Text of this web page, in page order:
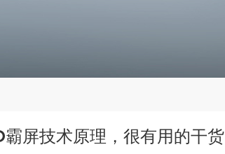
霸屏技术原理，很有用的干货